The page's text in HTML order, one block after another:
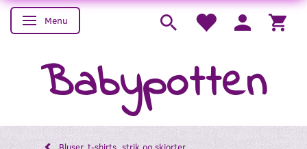
Skifte navigation
Menu
Babypotten